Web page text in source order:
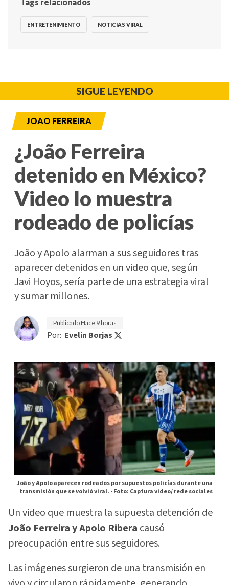
ENTRETENIMIENTO NOTICIAS VIRAL
SIGUE LEYENDO
JOAO FERREIRA
¿João Ferreira
detenido en México?
Video lo muestra
rodeado de policías
João y Apolo alarman a sus seguidores tras
aparecer detenidos en un video que, según
Javi Hoyos, sería parte de una estrategia viral
y sumar millones.
PublicadoHace 9 horas
Por: Evelin Borjas
João y Apolo aparecen rodeados por supuestos policías durante una
transmisión que se volvió viral. -Foto: Captura video/ rede sociales
Un video que muestra la supuesta detención de
João Ferreira y Apolo Ribera causó
preocupación entre sus seguidores.
Las imágenes surgieron de una transmisión en